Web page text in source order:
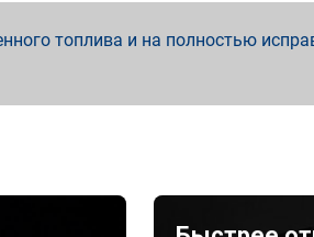
топлива и на полностью